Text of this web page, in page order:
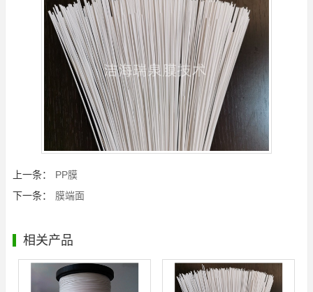
上一条：
PP膜
下一条：
膜端面
相关产品